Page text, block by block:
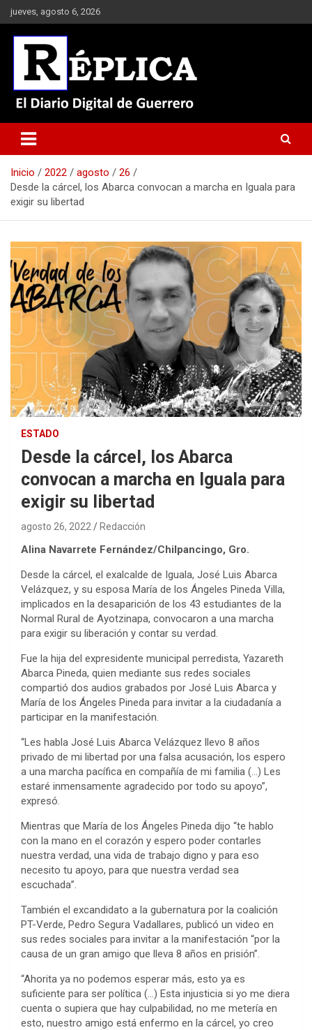
Saltar
al
contenido
jueves, agosto 6, 2026
Réplica
Inicio 2022 agosto
26
Desde la cárcel, los Abarca convocan a marcha en Iguala para
exigir su libertad
ESTADO
Desde la cárcel, los Abarca
convocan a marcha en Iguala para
exigir su libertad
agosto 26, 2022 Redacción
Alina Navarrete Fernández/Chilpancingo, Gro.
Desde la cárcel, el exalcalde de Iguala, José Luis Abarca
Velázquez, y su esposa María de los Ángeles Pineda Villa,
implicados en la desaparición de los 43 estudiantes de la
Normal Rural de Ayotzinapa, convocaron a una marcha
para exigir su liberación y contar su verdad.
Fue la hija del expresidente municipal perredista, Yazareth
Abarca Pineda, quien mediante sus redes sociales
compartió dos audios grabados por José Luis Abarca y
María de los Ángeles Pineda para invitar a la ciudadanía a
participar en la manifestación.
“Les habla José Luis Abarca Velázquez llevo 8 años
privado de mi libertad por una falsa acusación, los espero
a una marcha pacífica en compañía de mi familia (…) Les
estaré inmensamente agradecido por todo su apoyo”,
expresó.
Mientras que María de los Ángeles Pineda dijo “te hablo
con la mano en el corazón y espero poder contarles
nuestra verdad, una vida de trabajo digno y para eso
necesito tu apoyo, para que nuestra verdad sea
escuchada”.
También el excandidato a la gubernatura por la coalición
PT-Verde, Pedro Segura Vadallares, publicó un video en
sus redes sociales para invitar a la manifestación “por la
causa de un gran amigo que lleva 8 años en prisión”.
“Ahorita ya no podemos esperar más, esto ya es
suficiente para ser política (…) Esta injusticia si yo me diera
cuenta o supiera que hay culpabilidad, no me metería en
esto, nuestro amigo está enfermo en la cárcel, yo creo